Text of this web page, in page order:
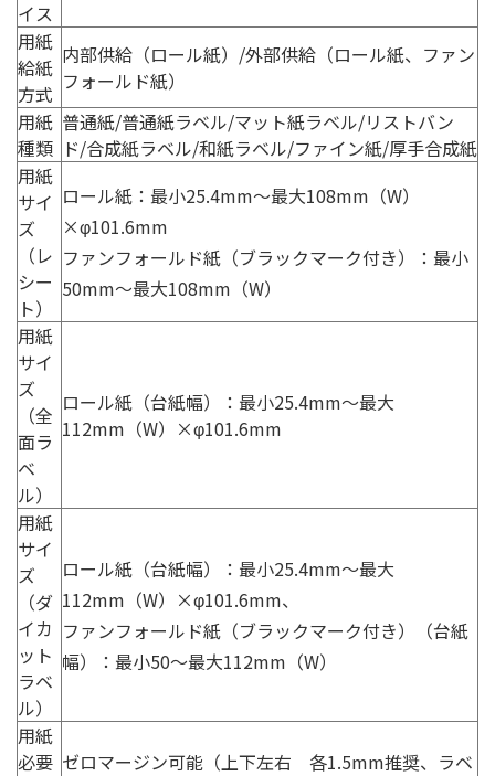
イス
用紙
給紙
方式
内部供給（ロール紙）/外部供給（ロール紙、ファン
フォールド紙）
用紙
種類
普通紙/普通紙ラベル/マット紙ラベル/リストバン
ド/合成紙ラベル/和紙ラベル/ファイン紙/厚手合成紙
用紙
サイ
ズ
（レ
シー
ト）
ロール紙：最小25.4mm〜最大108mm（W）
×φ101.6mm
ファンフォールド紙（ブラックマーク付き）：最小
50mm〜最大108mm（W）
用紙
サイ
ズ
（全
面ラ
ベ
ル）
ロール紙（台紙幅）：最小25.4mm〜最大
112mm（W）×φ101.6mm
用紙
サイ
ズ
（ダ
イカ
ット
ラベ
ル）
ロール紙（台紙幅）：最小25.4mm〜最大
112mm（W）×φ101.6mm、
ファンフォールド紙（ブラックマーク付き）（台紙
幅）：最小50〜最大112mm（W）
用紙
必要 ゼロマージン可能（上下左右 各1.5mm推奨、ラベ